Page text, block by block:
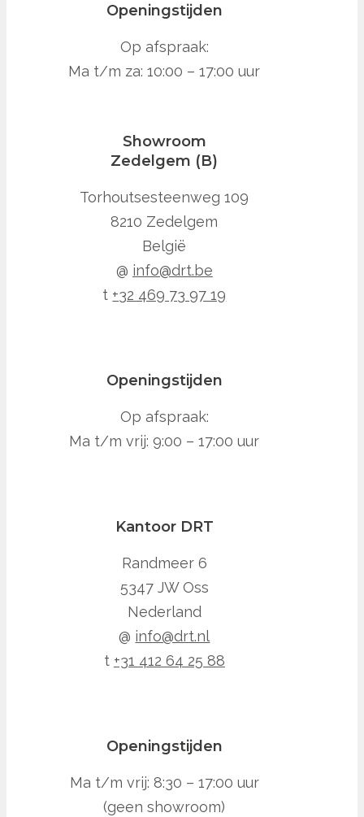
Openingstijden
Op afspraak:
Ma t/m za: 10:00 – 17:00 uur
Showroom
Zedelgem (B)
Torhoutsesteenweg 109
8210 Zedelgem
België
@ info@drt.be
t +32 469 73 97 19
Openingstijden
Op afspraak:
Ma t/m vrij: 9:00 – 17:00 uur
Kantoor DRT
Randmeer 6
5347 JW Oss
Nederland
@ info@drt.nl
t +31 412 64 25 88
Openingstijden
Ma t/m vrij: 8:30 – 17:00 uur
(geen showroom)